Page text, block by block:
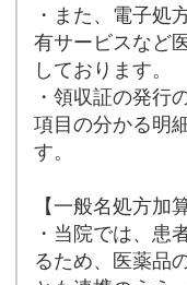
・また、電子処
有サービスなど
しております。
・領収証の発行
項目の分かる明
す。
【一般名処方加
・当院では、患
るため、医薬品